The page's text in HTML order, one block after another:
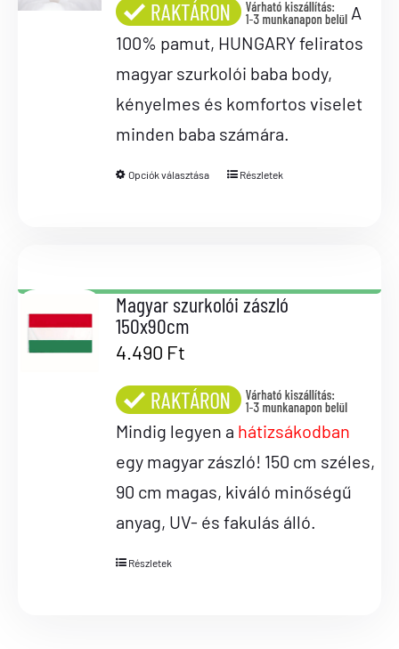
A
100% pamut, HUNGARY feliratos
magyar szurkolói baba body,
kényelmes és komfortos viselet
minden baba számára.
Opciók választása Részletek
Magyar szurkolói zászló
150x90cm
4.490 Ft
Mindig legyen a hátizsákodban
egy magyar zászló! 150 cm széles,
90 cm magas, kiváló minőségű
anyag, UV- és fakulás álló.
Részletek